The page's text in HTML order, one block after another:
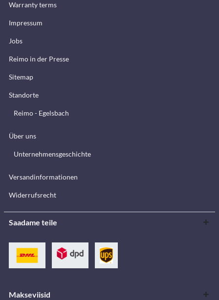
Warranty terms
Impressum
Jobs
Reimo in der Presse
Sitemap
Standorte
Reimo - Egelsbach
Über uns
Unternehmensgeschichte
Versandinformationen
Widerrufsrecht
Saadame teile
Makseviisid